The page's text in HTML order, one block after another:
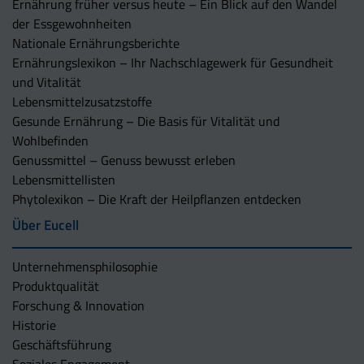
Ernährung früher versus heute – Ein Blick auf den Wandel
der Essgewohnheiten
Nationale Ernährungsberichte
Ernährungslexikon – Ihr Nachschlagewerk für Gesundheit
und Vitalität
Lebensmittelzusatzstoffe
Gesunde Ernährung – Die Basis für Vitalität und
Wohlbefinden
Genussmittel – Genuss bewusst erleben
Lebensmittellisten
Phytolexikon – Die Kraft der Heilpflanzen entdecken
Über Eucell
Unternehmens­philosophie
Produktqualität
Forschung & Innovation
Historie
Geschäftsführung